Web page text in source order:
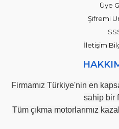
Üye
Şifremi
İletişim
Firmamız Türkiye'nin en
sahip bir
Tüm çıkma motorlarımız